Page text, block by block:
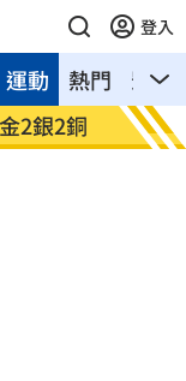
登入
熱門 影音
運動
2銀2銅
二伯
笑